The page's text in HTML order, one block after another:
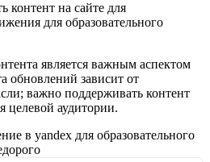
контент на сайте для
для образовательного
является важным аспектом
обновлений зависит от
важно поддерживать контент
целевой аудитории.
в yandex для образовательного